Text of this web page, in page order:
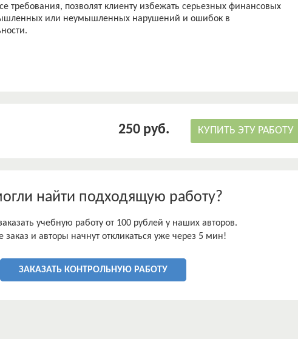
требования, позволят клиенту избежать серьезных финансовых
или неумышленных нарушений и ошибок в
250 руб. КУПИТЬ ЭТУ РАБОТУ
найти подходящую работу?
учебную работу от 100 рублей у наших авторов.
и авторы начнут откликаться уже через 5 мин!
ЗАКАЗАТЬ КОНТРОЛЬНУЮ РАБОТУ